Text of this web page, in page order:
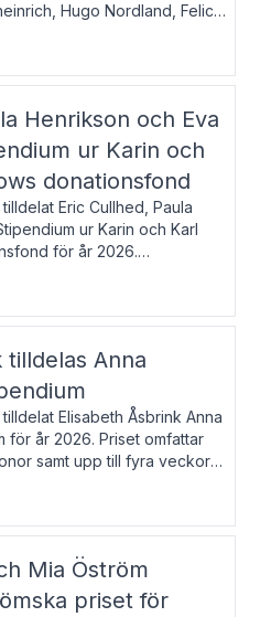
Hugo Nordland, Felicia
Daniel Boyacioglu,
Josef
Henrikson och Eva
ur Karin och
donationsfond
Eric Cullhed, Paula
ur Karin och Karl
för år 2026.
000 kronor vardera. Eric
i grekis
tilldelas Anna
Elisabeth Åsbrink Anna
för år 2026. Priset omfattar
samt upp till fyra veckors
i Berlin. Elisabeth
Mia Öström
priset för